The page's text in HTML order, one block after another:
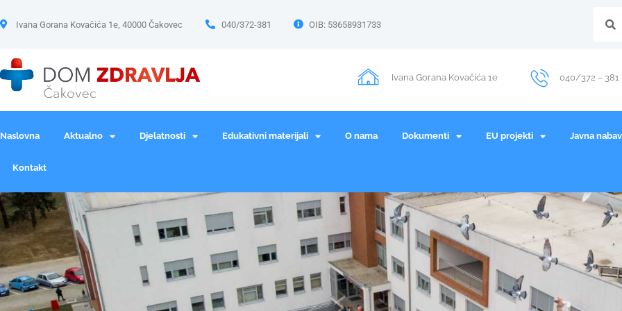
Ivana Gorana Kovačića 1e, 40000 Čakovec 040/372-381 OIB: 53658931733
Ivana Gorana Kovačića 1e 040/372 – 381
Naslovna Aktualno Djelatnosti Edukativni materijali O nama Dokumenti EU projekti Javna
Kontakt